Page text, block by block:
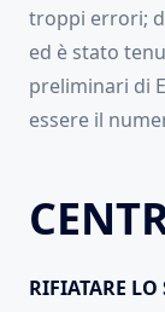
troppi errori;
ed è stato
preliminari di
essere il
RIFIATARE LO